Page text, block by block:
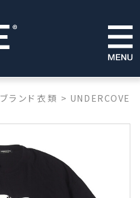
ブランド衣類 > UNDERCOVER